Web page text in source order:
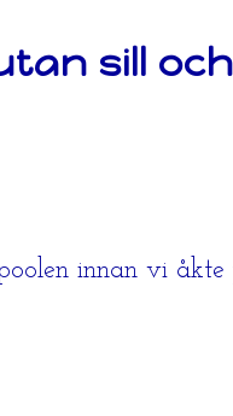
sill
innan vi